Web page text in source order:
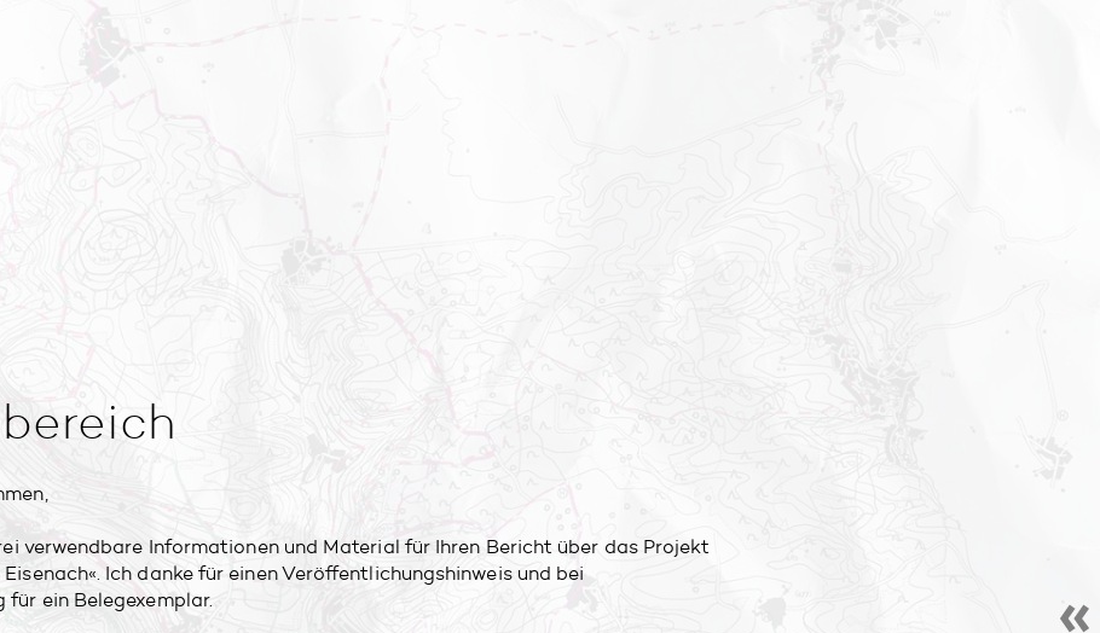
verwendbare Informationen und Material für Ihren Bericht über das Projekt
Eisenach«. Ich danke für einen Veröffentlichungshinweis und bei
für ein Belegexemplar.